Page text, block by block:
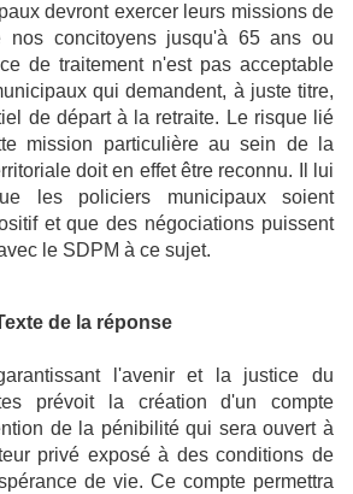
devront exercer leurs missions de
nos concitoyens jusqu'à 65 ans ou
de traitement n'est pas acceptable
qui demandent, à juste titre,
de départ à la retraite. Le risque lié
mission particulière au sein de la
doit en effet être reconnu. Il lui
les policiers municipaux soient
et que des négociations puissent
le SDPM à ce sujet.
de la réponse
l'avenir et la justice du
prévoit la création d'un compte
de la pénibilité qui sera ouvert à
privé exposé à des conditions de
de vie. Ce compte permettra